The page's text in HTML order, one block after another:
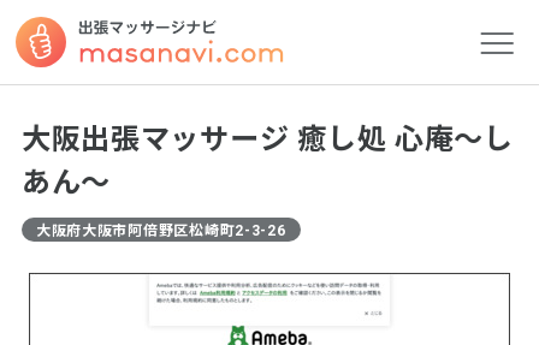
大阪出張マッサージ 癒し処 心庵～し
あん～
大阪府大阪市阿倍野区松崎町2-3-26